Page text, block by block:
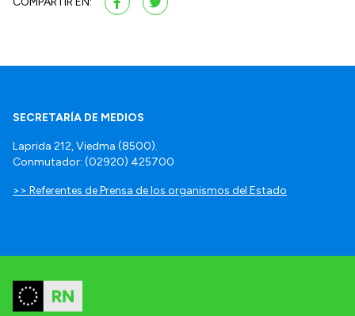
SECRETARÍA DE MEDIOS
Laprida 212, Viedma (8500).
Conmutador: (02920) 425700
>> Referentes de Prensa de los organismos del Estado